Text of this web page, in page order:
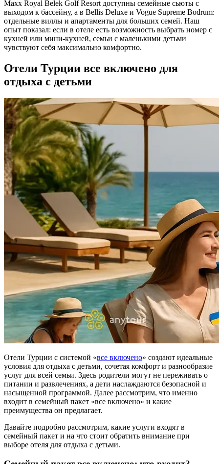
Maxx Royal Belek Golf Resort доступны семейные сьюты с
выходом к бассейну, а в Bellis Deluxe и Vogue Supreme Bodrum:
отдельные виллы и апартаменты для больших семей. Наш
опыт показал: если в отеле есть возможность выбрать номер с
кухней или мини-кухней, семьи с маленькими детьми
чувствуют себя максимально комфортно.
Отели Турции все включено для
отдыха с детьми
Отели Турции с системой «все включено» создают идеальные
условия для отдыха с детьми, сочетая комфорт и разнообразие
услуг для всей семьи. Здесь родители могут не переживать о
питании и развлечениях, а дети наслаждаются безопасной и
насыщенной программой. Далее рассмотрим, что именно
входит в семейный пакет «все включено» и какие
преимущества он предлагает.
Давайте подробно рассмотрим, какие услуги входят в
семейный пакет и на что стоит обратить внимание при
выборе отеля для отдыха с детьми.